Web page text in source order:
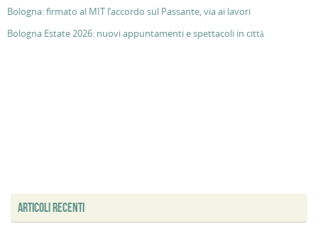
Bologna: firmato al MIT l’accordo sul Passante, via ai lavori
Bologna Estate 2026: nuovi appuntamenti e spettacoli in città
ARTICOLI RECENTI